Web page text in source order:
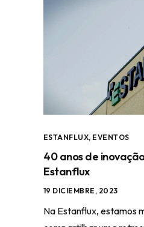
ESTANFLUX, EVENTOS
40 anos de
Estanflux
19 DICIEMBRE, 2023
Na Estanflux, estamos